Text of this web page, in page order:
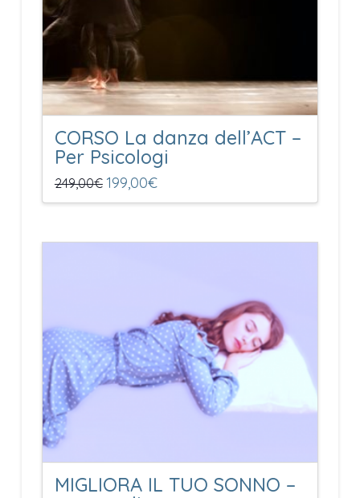
CORSO La danza dell’ACT –
Per Psicologi
249,00€ Il
prezzo
originale
199,00€Il
attuale
MIGLIORA IL TUO SONNO –